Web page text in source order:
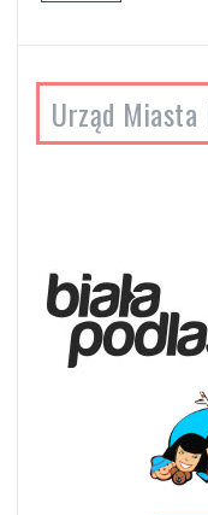
Urząd Miasta